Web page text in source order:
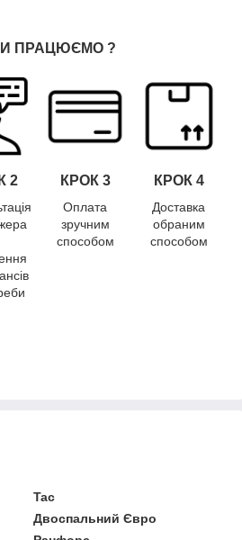
ПРАЦЮЄМО ?
2 КРОК 3 КРОК 4
Оплата
зручним
способом
Доставка
обраним
способом
Tac
Двоспальний Євро